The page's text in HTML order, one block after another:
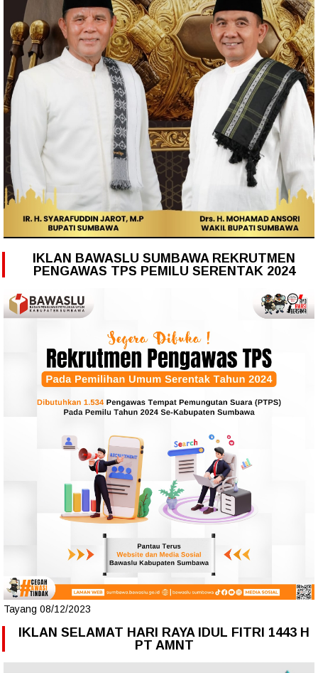
IKLAN BAWASLU SUMBAWA REKRUTMEN
PENGAWAS TPS PEMILU SERENTAK 2024
Tayang 08/12/2023
IKLAN SELAMAT HARI RAYA IDUL FITRI 1443 H
PT AMNT